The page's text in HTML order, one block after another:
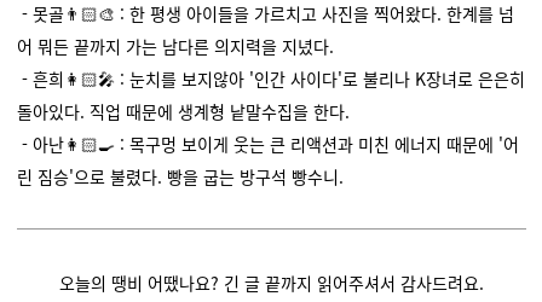
- 못골👨🏻‍🎨 : 한 평생 아이들을 가르치고 사진을 찍어왔다. 한계를 넘
어 뭐든 끝까지 가는 남다른 의지력을 지녔다.
- 흔희👩🏻‍🎤 : 눈치를 보지않아 '인간 사이다'로 불리나 K장녀로 은은히
돌아있다. 직업 때문에 생계형 낱말수집을 한다.
- 아난👩🏻‍🍳 : 목구멍 보이게 웃는 큰 리액션과 미친 에너지 때문에 '어
린 짐승'으로 불렸다. 빵을 굽는 방구석 빵수니.
오늘의 땡비 어땠나요? 긴 글 끝까지 읽어주셔서 감사드려요.